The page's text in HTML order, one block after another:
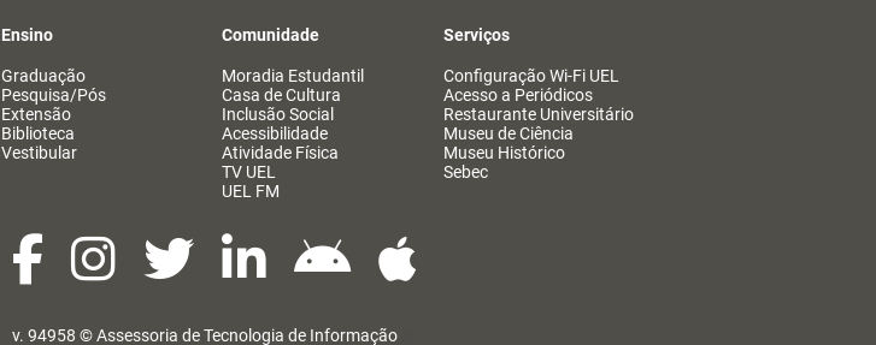
Ensino
Graduação
Pesquisa/Pós
Extensão
Biblioteca
Vestibular
Comunidade
Moradia Estudantil
Casa de Cultura
Inclusão Social
Acessibilidade
Atividade Física
TV UEL
UEL FM
Serviços
Configuração Wi-Fi UEL
Acesso a Periódicos
Restaurante Universitário
Museu de Ciência
Museu Histórico
Sebec
v. 94958 ©Assessoria de Tecnologia de Informação